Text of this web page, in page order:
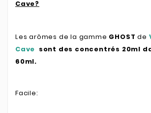
Cave?
Les arômes de la gamme GHOST de
Cave sont des concentrés 20ml
60ml.
Facile: